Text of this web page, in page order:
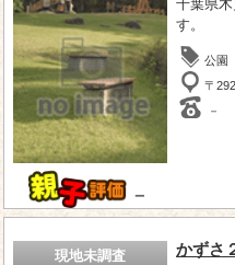
－
千葉県
す。
公園
〒
－
現地未調査 かずさ